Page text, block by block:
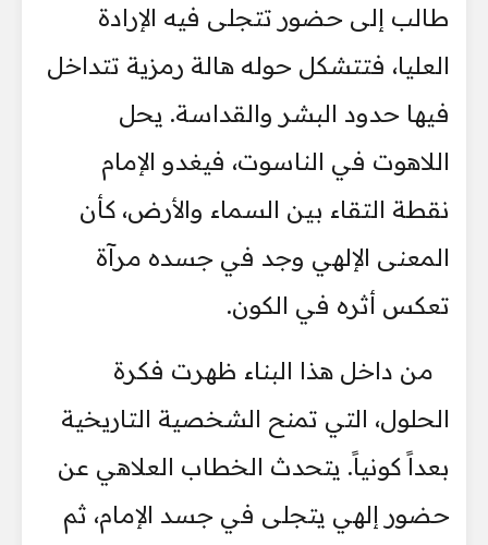
طالب إلى حضور تتجلى فيه الإرادة
العليا، فتتشكل حوله هالة رمزية تتداخل
فيها حدود البشر والقداسة. يحل
اللاهوت في الناسوت، فيغدو الإمام
نقطة التقاء بين السماء والأرض، كأن
المعنى الإلهي وجد في جسده مرآة
تعكس أثره في الكون.
من داخل هذا البناء ظهرت فكرة
الحلول، التي تمنح الشخصية التاريخية
بعداً كونياً. يتحدث الخطاب العلاهي عن
حضور إلهي يتجلى في جسد الإمام، ثم